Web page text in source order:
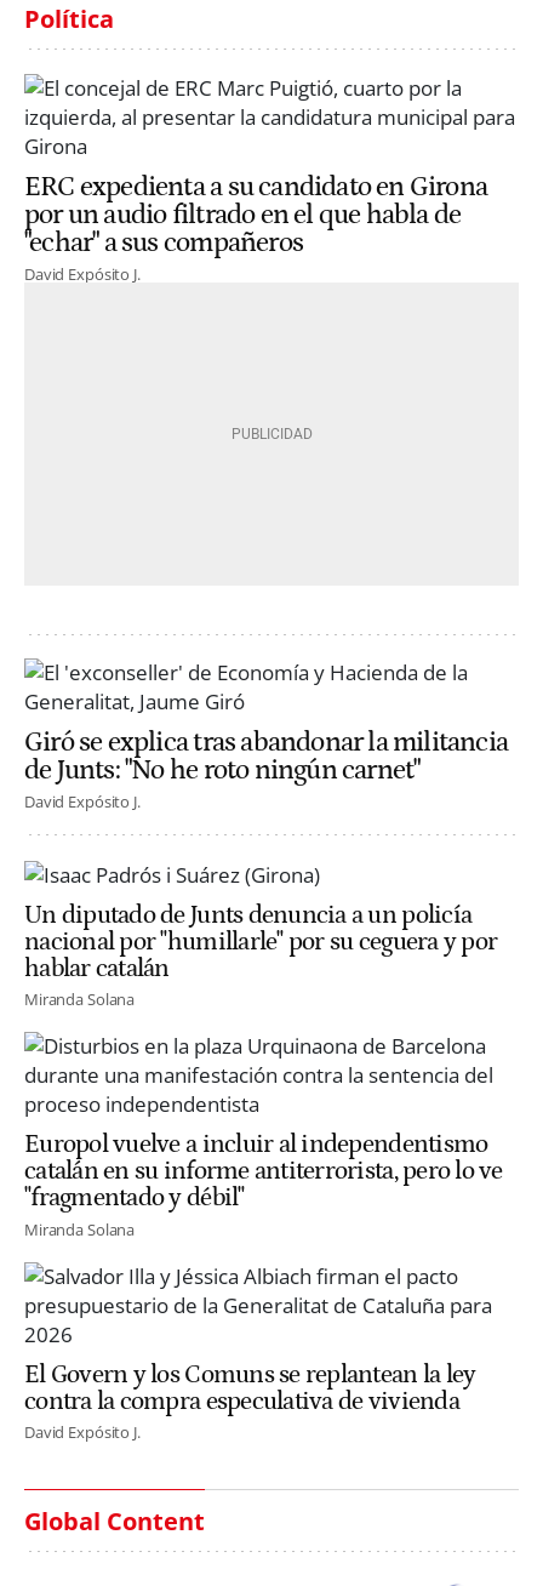
Política
ERC expedienta a su candidato en Girona
por un audio filtrado en el que habla de
"echar" a sus compañeros
David Expósito J.
Giró se explica tras abandonar la militancia
de Junts: "No he roto ningún carnet"
David Expósito J.
Un diputado de Junts denuncia a un policía
nacional por "humillarle" por su ceguera y por
hablar catalán
Miranda Solana
Europol vuelve a incluir al independentismo
catalán en su informe antiterrorista, pero lo ve
"fragmentado y débil"
Miranda Solana
El Govern y los Comuns se replantean la ley
contra la compra especulativa de vivienda
David Expósito J.
Global Content